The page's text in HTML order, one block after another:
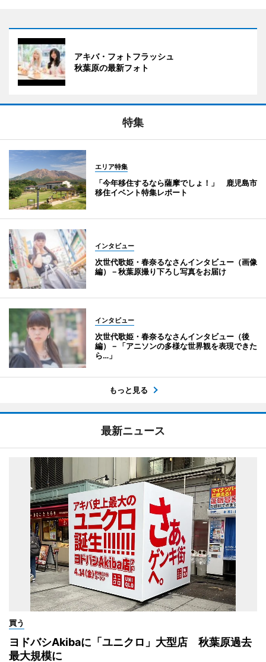
アキバ・フォトフラッシュ
秋葉原の最新フォト
特集
エリア特集
「今年移住するなら薩摩でしょ！」 鹿児島市
移住イベント特集レポート
インタビュー
次世代歌姫・春奈るなさんインタビュー（画像
編）－秋葉原撮り下ろし写真をお届け
インタビュー
次世代歌姫・春奈るなさんインタビュー（後
編）－「アニソンの多様な世界観を表現できた
ら…」
もっと見る
最新ニュース
買う
ヨドバシAkibaに「ユニクロ」大型店 秋葉原過去
最大規模に